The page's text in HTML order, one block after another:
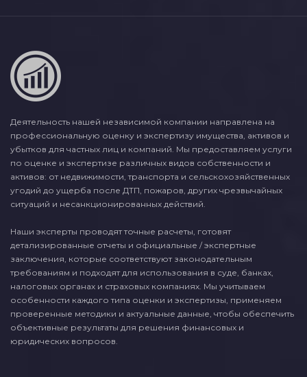
Деятельность нашей независимой компании направлена на
профессиональную оценку и экспертизу имущества, активов и
убытков для частных лиц и компаний. Мы предоставляем услуги
по оценке и экспертизе различных видов собственности и
активов: от недвижимости, транспорта и сельскохозяйственных
угодий до ущерба после ДТП, пожаров, других чрезвычайных
ситуаций и несанкционированных действий.
Наши эксперты проводят точные расчеты, готовят
детализированные отчеты и официальные / экспертные
заключения, которые соответствуют законодательным
требованиям и подходят для использования в суде, банках,
налоговых органах и страховых компаниях. Мы учитываем
особенности каждого типа оценки и экспертизы, применяем
проверенные методики и актуальные данные, чтобы обеспечить
объективные результаты для решения финансовых и
юридических вопросов.